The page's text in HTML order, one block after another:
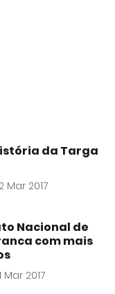
da Targa
Mar 2017
Nacional de
com mais
Mar 2017